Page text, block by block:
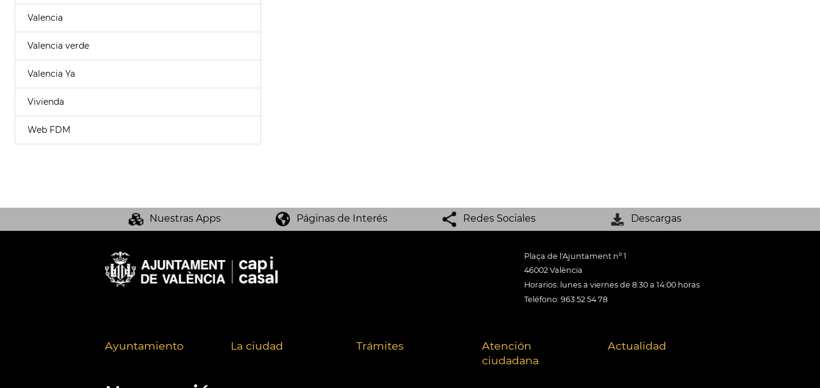
Valencia
Valencia verde
Valencia Ya
Vivienda
Web FDM
Nuestras Apps Páginas de Interés Redes Sociales Descargas
Plaça de l'Ajuntament nº 1
46002 València
Horarios: lunes a viernes de 8:30 a 14:00 horas
Teléfono: 963 52 54 78
Ayuntamiento La ciudad Trámites
Atención
ciudadana
Actualidad